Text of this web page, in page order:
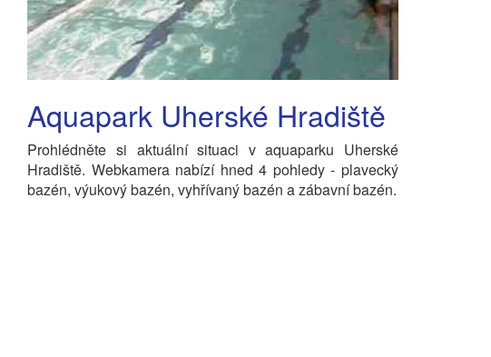
Aquapark Uherské Hradiště
Prohlédněte si aktuální situaci v aquaparku Uherské
Hradiště. Webkamera nabízí hned 4 pohledy - plavecký
bazén, výukový bazén, vyhřívaný bazén a zábavní bazén.